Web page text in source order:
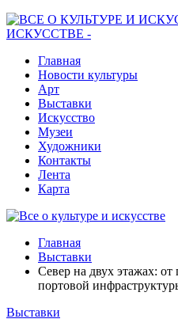
ИСКУССТВЕ -
Главная
Новости культуры
Арт
Выставки
Искусство
Музеи
Художники
Контакты
Лента
Карта
Главная
Выставки
Север на двух этажах:
портовой
Выставки